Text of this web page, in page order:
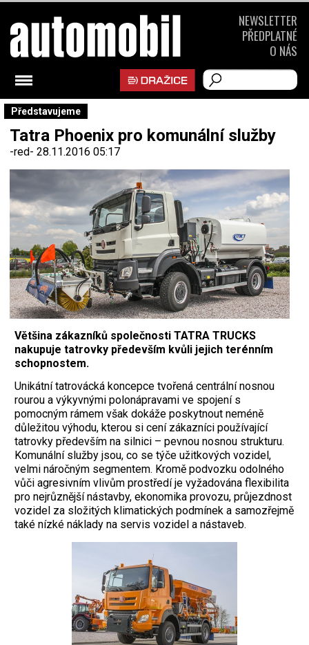
Představujeme
Tatra Phoenix pro komunální služby
-red- 28.11.2016 05:17
Většina zákazníků společnosti TATRA TRUCKS
nakupuje tatrovky především kvůli jejich terénním
schopnostem.
Unikátní tatrovácká koncepce tvořená centrální nosnou
rourou a výkyvnými polonápravami ve spojení s
pomocným rámem však dokáže poskytnout neméně
důležitou výhodu, kterou si cení zákazníci používající
tatrovky především na silnici – pevnou nosnou strukturu.
Komunální služby jsou, co se týče užitkových vozidel,
velmi náročným segmentem. Kromě podvozku odolného
vůči agresivním vlivům prostředí je vyžadována flexibilita
pro nejrůznější nástavby, ekonomika provozu, průjezdnost
vozidel za složitých klimatických podmínek a samozřejmě
také nízké náklady na servis vozidel a nástaveb.
NEWSLETTER
PŘEDPLATNÉ
O NÁS